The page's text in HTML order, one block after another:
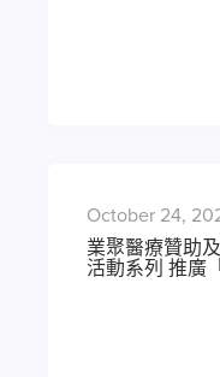
October 24,
業聚醫療贊助
活動系列 推廣